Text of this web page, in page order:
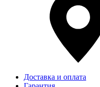
Доставка и оплата